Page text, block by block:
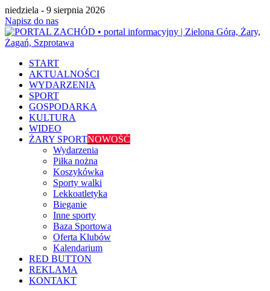
niedziela - 9 sierpnia 2026
Napisz do nas
START
AKTUALNOŚCI
WYDARZENIA
SPORT
GOSPODARKA
KULTURA
WIDEO
ŻARY SPORTNOWOŚĆ
Wydarzenia
Piłka nożna
Koszykówka
Sporty walki
Lekkoatletyka
Bieganie
Inne sporty
Baza Sportowa
Oferta Klubów
Kalendarium
RED BUTTON
REKLAMA
KONTAKT